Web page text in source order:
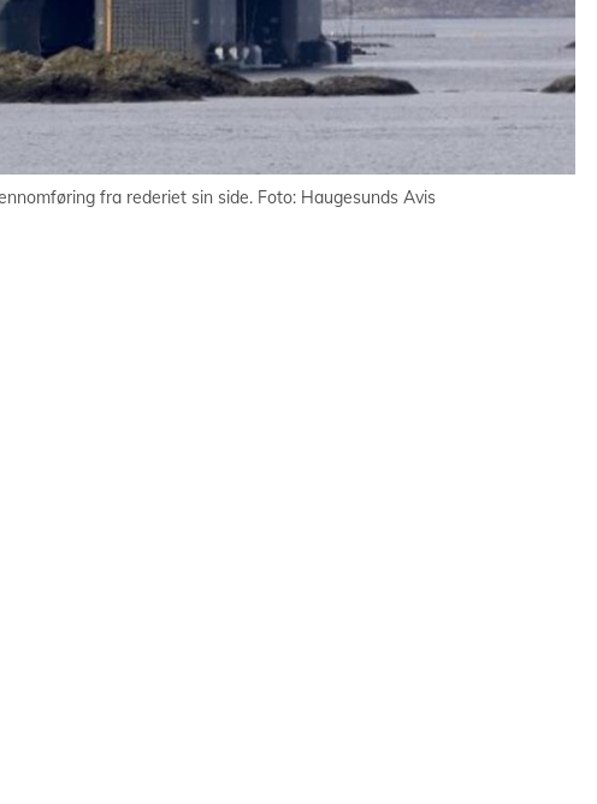
fra rederiet sin side. Foto: Haugesunds Avis